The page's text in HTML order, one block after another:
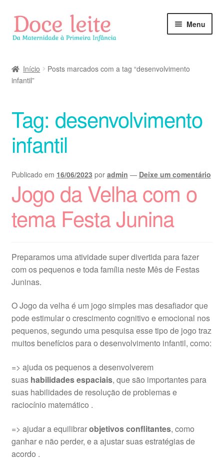
Pular
para
navegação
Pular
para
o
Menu
Início
Posts marcados com a tag “desenvolvimento
infantil”
Tag: desenvolvimento
infantil
Publicado em 16/06/2023 por admin — Deixe um comentário
Jogo da Velha com o
tema Festa Junina
Preparamos uma atividade super divertida para fazer
com os pequenos e toda família neste Mês de Festas
Juninas.
O Jogo da velha é um jogo simples mas desafiador que
pode estimular o crescimento cognitivo e emocional nos
pequenos, segundo uma pesquisa esse tipo de jogo traz
muitos benefícios para o desenvolvimento infantil, como:
=> ajuda os pequenos a desenvolverem
suas habilidades espaciais, que são importantes para
suas habilidades de resolução de problemas e
raciocínio matemático .
=> ajudar a equilibrarobjetivos conflitantes, como
ganhar e não perder, e a ajustar suas estratégias de
acordo .